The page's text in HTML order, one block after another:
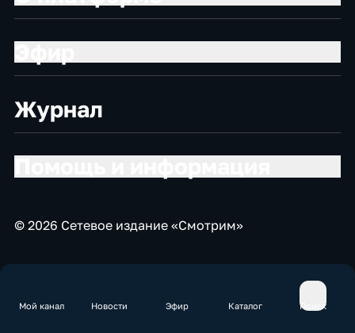
Мой канал Новости Эфир Каталог Поиск
Журнал
© 2026 Сетевое издание «Смотрим»